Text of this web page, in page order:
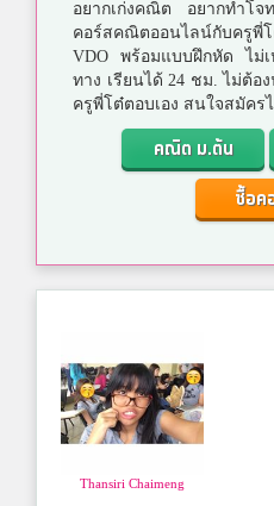
อยากเก่งคณิต อยากทำโ
คอร์สคณิตออนไลน์กับครู
VDO พร้อมแบบฝึกหัด ไม่
ทาง เรียนได้ 24 ชม. ไม่ต้อ
ครูพี่โต๋ตอบเอง สนใจสมัคร
คณิต ม.ต้น
ซื้อค
Thansiri Chaimeng